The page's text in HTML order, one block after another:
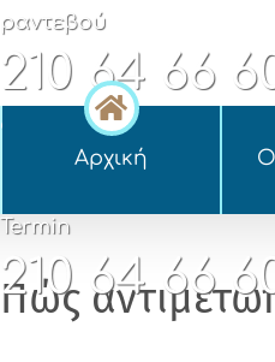
ραντεβού
210 64 66
appointment
210 64 66
Termin
210 64 66
Αρχική
Πώς